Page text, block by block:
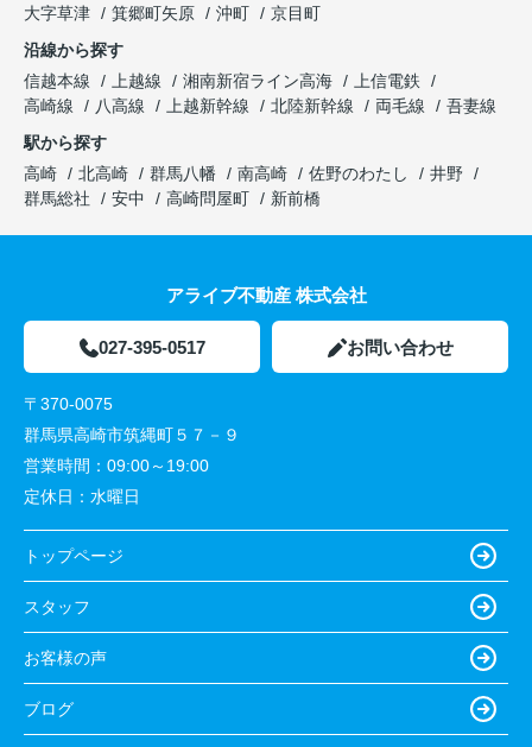
大字草津
箕郷町矢原 沖町
京目町
沿線から探す
信越本線
上越線 湘南新宿ライン高海
上信電鉄
高崎線
八高線 上越新幹線 北陸新幹線 両毛線
吾妻線
駅から探す
高崎
北高崎 群馬八幡 南高崎 佐野のわたし
井野
群馬総社
安中 高崎問屋町 新前橋
アライブ不動産 株式会社
027-395-0517 お問い合わせ
〒370-0075
群馬県高崎市筑縄町５７－９
営業時間： 09:00～19:00
定休日： 水曜日
トップページ
スタッフ
お客様の声
ブログ